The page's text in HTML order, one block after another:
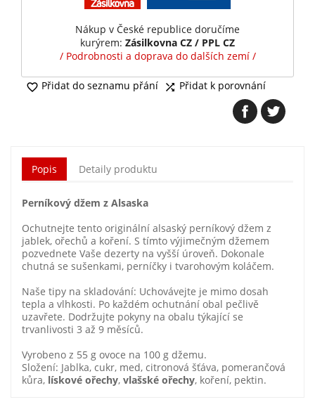
Nákup v České republice doručíme
kurýrem: Zásilkovna CZ / PPL CZ
/ Podrobnosti a doprava do dalších zemí /
 Přidat do seznamu přání  Přidat k porovnání
Popis Detaily produktu
Perníkový džem z Alsaska
Ochutnejte tento originální alsaský perníkový džem z
jablek, ořechů a koření. S tímto výjimečným džemem
pozvednete Vaše dezerty na vyšší úroveň. Dokonale
chutná se sušenkami, perníčky i tvarohovým koláčem.
Naše tipy na skladování: Uchovávejte je mimo dosah
tepla a vlhkosti. Po každém ochutnání obal pečlivě
uzavřete. Dodržujte pokyny na obalu týkající se
trvanlivosti 3 až 9 měsíců.
Vyrobeno z 55 g ovoce na 100 g džemu.
Složení: Jablka, cukr, med, citronová šťáva, pomerančová
kůra, lískové ořechy, vlašské ořechy, koření, pektin.